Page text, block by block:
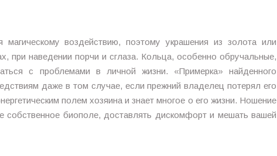
магическому воздействию, поэтому украшения из золота или
при наведении порчи и сглаза. Кольца, особенно обручальные,
с проблемами в личной жизни. «Примерка» найденного
даже в том случае, если прежний владелец потерял его
полем хозяина и знает многое о его жизни. Ношение
собственное биополе, доставлять дискомфорт и мешать вашей